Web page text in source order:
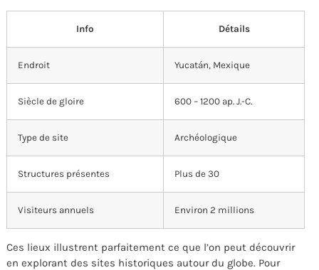
Info Détails
Endroit Yucatán, Mexique
Siècle de gloire 600 – 1200 ap. J.-C.
Type de site Archéologique
Structures présentes Plus de 30
Visiteurs annuels Environ 2 millions
Ces lieux illustrent parfaitement ce que l’on peut découvrir
en explorant des sites historiques autour du globe. Pour